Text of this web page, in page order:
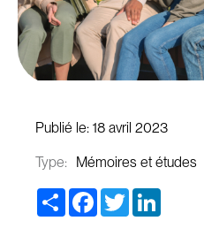
Publié le: 18 avril 2023
Type: Mémoires et études
Share Facebook
Twitter